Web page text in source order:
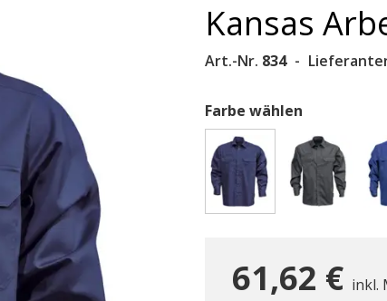
Kansas
Art.-Nr. 834
Farbe wählen
61,62 € inkl.